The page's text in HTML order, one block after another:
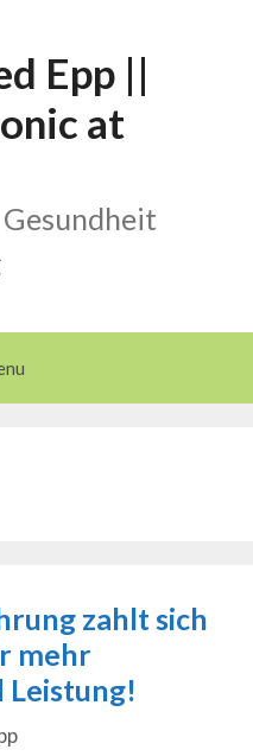
Epp ||
at
zahlt sich
mehr